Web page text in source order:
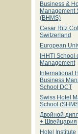
Business &
Management
(BHMS)
Cesar Ritz
Switzerland
European
IHHTI School
Management
International
Business
School DCT
Swiss Hotel
School
Двойной
+ Швейцария
Нotel Institute